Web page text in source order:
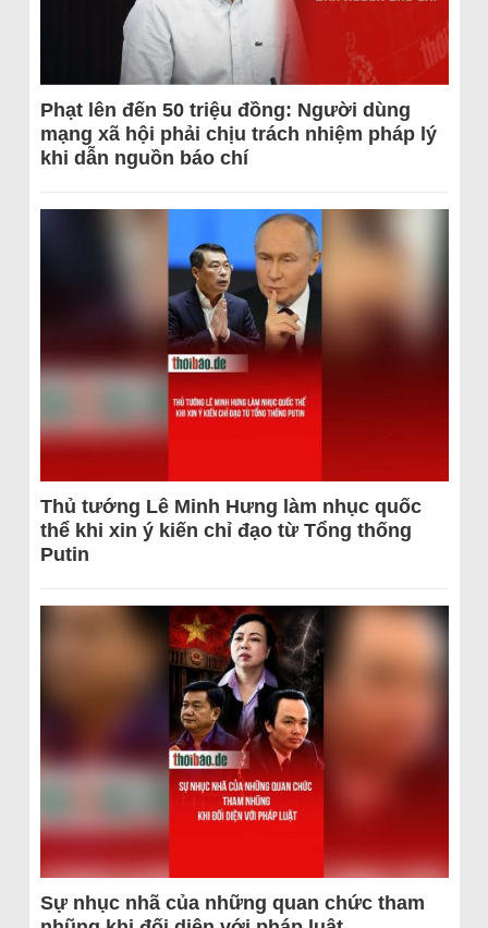
Phạt lên đến 50 triệu đồng: Người dùng
mạng xã hội phải chịu trách nhiệm pháp lý
khi dẫn nguồn báo chí
Thủ tướng Lê Minh Hưng làm nhục quốc
thể khi xin ý kiến chỉ đạo từ Tổng thống
Putin
Sự nhục nhã của những quan chức tham